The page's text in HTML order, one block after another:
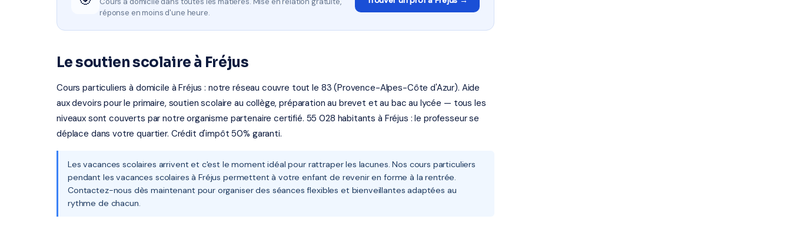
réponse en moins d'une heure.
Le soutien scolaire à Fréjus
Cours particuliers à domicile à Fréjus : notre réseau couvre tout le 83 (Provence-Alpes-Côte d'Azur). Aide
aux devoirs pour le primaire, soutien scolaire au collège, préparation au brevet et au bac au lycée — tous les
niveaux sont couverts par notre organisme partenaire certifié. 55 028 habitants à Fréjus : le professeur se
déplace dans votre quartier. Crédit d'impôt 50% garanti.
Les vacances scolaires arrivent et c'est le moment idéal pour rattraper les lacunes. Nos cours particuliers
pendant les vacances scolaires à Fréjus permettent à votre enfant de revenir en forme à la rentrée.
Contactez-nous dès maintenant pour organiser des séances flexibles et bienveillantes adaptées au
rythme de chacun.